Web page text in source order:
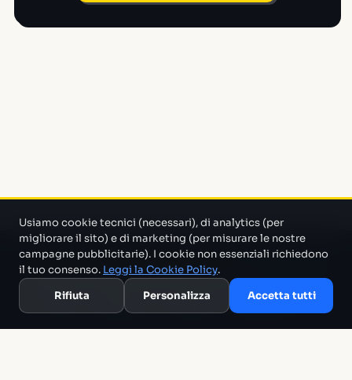
Un progetto di Marco Monty Montemagno
che cerca in mezzo al casino e ti porta solo quello che serve.
Glossario
Usiamo cookie tecnici (necessari), di analytics (per
migliorare il sito) e di marketing (per misurare le nostre
campagne pubblicitarie). I cookie non essenziali richiedono
il tuo consenso. Leggi la Cookie Policy.
Rifiuta
Personalizza Accetta tutti